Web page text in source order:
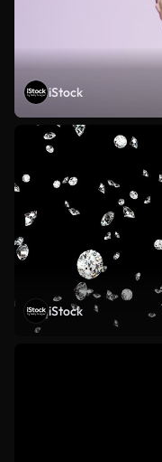
iStock
iStock